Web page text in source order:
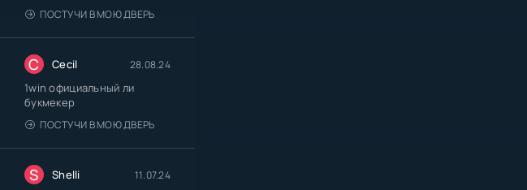
ПОСТУЧИ В МОЮ ДВЕРЬ
C Cecil 28.08.24
1win официальный ли
букмекер
ПОСТУЧИ В МОЮ ДВЕРЬ
S Shelli 11.07.24